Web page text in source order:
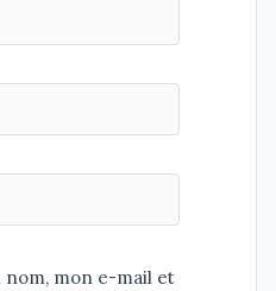
mon e-mail et